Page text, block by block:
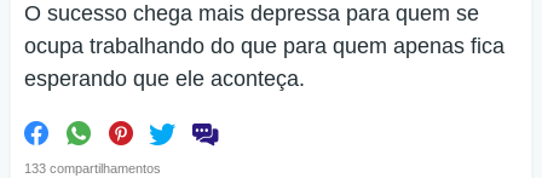
O sucesso chega mais depressa para quem se
ocupa trabalhando do que para quem apenas fica
esperando que ele aconteça.
133 compartilhamentos